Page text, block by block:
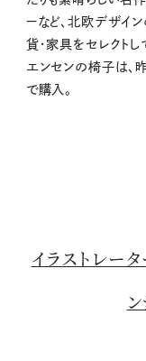
ーなど、北欧デザイ
貨・家具をセレクト
エンセンの椅子は、
で購入。
イラストレー